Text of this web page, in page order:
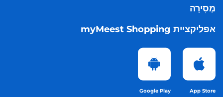
מְסִירָה
אפליקציית myMeest Shopping
App Store
Google Play